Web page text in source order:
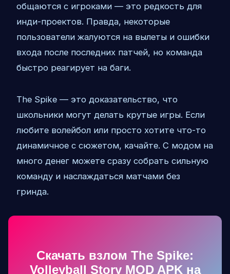
общаются с игроками — это редкость для
инди-проектов. Правда, некоторые
пользователи жалуются на вылеты и ошибки
входа после последних патчей, но команда
быстро реагирует на баги.
The Spike — это доказательство, что
школьники могут делать крутые игры. Если
любите волейбол или просто хотите что-то
динамичное с сюжетом, качайте. С модом на
много денег можете сразу собрать сильную
команду и наслаждаться матчами без
гринда.
Скачать взлом The Spike:
Volleyball Story MOD APK на